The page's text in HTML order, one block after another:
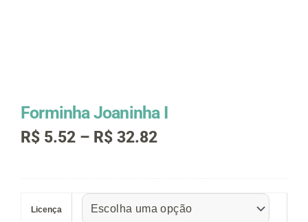
Forminha Joaninha I
R$ 5.52 – R$ 32.82Faixa
através
R$ 32.82
Licença